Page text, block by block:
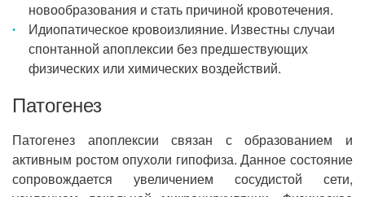
новообразования и стать причиной кровотечения.
Идиопатическое кровоизлияние. Известны случаи
спонтанной апоплексии без предшествующих
физических или химических воздействий.
Патогенез
Патогенез апоплексии связан с образованием и
активным ростом опухоли гипофиза. Данное состояние
сопровождается увеличением сосудистой сети,